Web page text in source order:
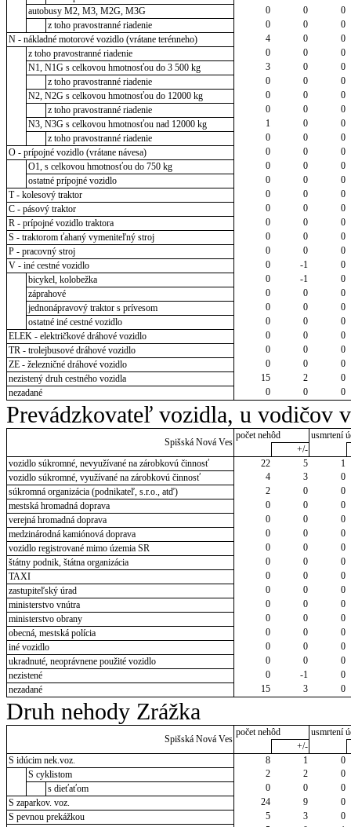
autobusy M2, M3, M2G, M3G
0 0
0
z toho pravostranné riadenie
0 0
0
N - nákladné motorové vozidlo (vrátane terénneho)
4 0
0
z toho pravostranné riadenie
0 0
0
N1, N1G s celkovou hmotnosťou do 3 500 kg
3 0
0
z toho pravostranné riadenie
0 0
0
N2, N2G s celkovou hmotnosťou do 12000 kg
0 0
0
z toho pravostranné riadenie
0 0
0
N3, N3G s celkovou hmotnosťou nad 12000 kg
1 0
0
z toho pravostranné riadenie
0 0
0
O - prípojné vozidlo (vrátane návesa)
0 0
0
O1, s celkovou hmotnosťou do 750 kg
0 0
0
ostatné prípojné vozidlo
0 0
0
T - kolesový traktor
0 0
0
C - pásový traktor
0 0
0
R - prípojné vozidlo traktora
0 0
0
S - traktorom ťahaný vymeniteľný stroj
0 0
0
P - pracovný stroj
0 0
0
V - iné cestné vozidlo
0 -1
0
bicykel, kolobežka
0 -1
0
záprahové
0 0
0
jednonápravový traktor s prívesom
0 0
0
ostatné iné cestné vozidlo
0 0
0
ELEK - električkové dráhové vozidlo
0 0
0
TR - trolejbusové dráhové vozidlo
0 0
0
ZE - železničné dráhové vozidlo
0 0
0
nezistený druh cestného vozidla
15 2
0
nezadané
0 0 0
Prevádzkovateľ vozidla, u vodičov
Spišská Nová Ves
počet nehôd
usmrtení
+/-
vozidlo súkromné, nevyužívané na zárobkovú činnosť
22 5
1
vozidlo súkromné, využívané na zárobkovú činnosť
4 3
0
súkromná organizácia (podnikateľ, s.r.o., atď)
2 0
0
mestská hromadná doprava
0 0
0
verejná hromadná doprava
0 0
0
medzinárodná kamiónová doprava
0 0
0
vozidlo registrované mimo územia SR
0 0
0
štátny podnik, štátna organizácia
0 0
0
TAXI
0 0
0
zastupiteľský úrad
0 0
0
ministerstvo vnútra
0 0
0
ministerstvo obrany
0 0
0
obecná, mestská polícia
0 0
0
iné vozidlo
0 0
0
ukradnuté, neoprávnene použité vozidlo
0 0
0
nezistené
0 -1
0
nezadané
15 3 0
Druh nehody Zrážka
Spišská Nová Ves
počet nehôd
usmrtení
+/-
S idúcim nek.voz.
8 1
0
S cyklistom
2 2
0
s dieťaťom
0 0
0
S zaparkov. voz.
24 9
0
S pevnou prekážkou
5 3
0